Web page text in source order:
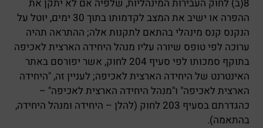
8(ב) לחוק העבירות המינהליות, שלפיה אם לא יתקן את
ההפרה או ישיב את המצב לקדמותו בתוך 30 ימים, יוטל על
הנקנס קנס מינהלי בהתאם לתקנות אלה; ההתראה תהיה
ערוכה לפי טופס שיורה עליו מנהל היחידה הארצית לאכיפה
בתוקף סמכותו לפי סעיף 204 לחוק, אשר יפורסם באתר
האינטרנט של היחידה הארצית לאכיפה; לעניין זה, "היחידה
הארצית לאכיפה" ו"מנהל היחידה הארצית לאכיפה" –
כהגדרתם בסעיף 203 לחוק (להלן – היחידה ומנהל היחידה,
בהתאמה).